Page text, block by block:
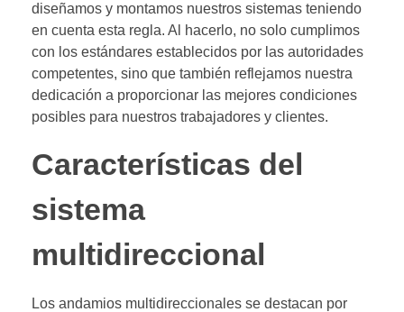
diseñamos y montamos nuestros sistemas teniendo
en cuenta esta regla. Al hacerlo, no solo cumplimos
con los estándares establecidos por las autoridades
competentes, sino que también reflejamos nuestra
dedicación a proporcionar las mejores condiciones
posibles para nuestros trabajadores y clientes.
Características del
sistema
multidireccional
Los andamios multidireccionales se destacan por